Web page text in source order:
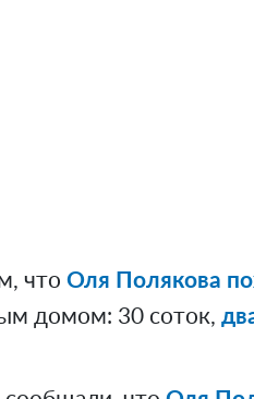
что Оля Полякова
домом: 30 соток,